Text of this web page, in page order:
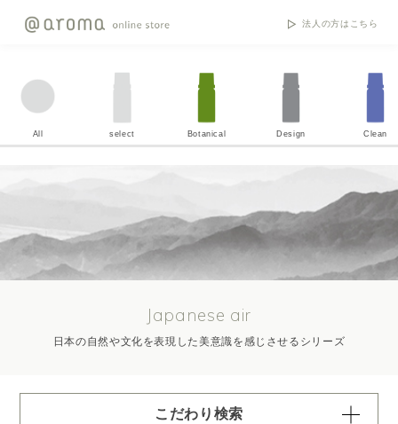
法人の方はこちら
All select Botanical Design Clean
Japanese air
日本の自然や文化を表現した美意識を感じさせるシリーズ
こだわり検索